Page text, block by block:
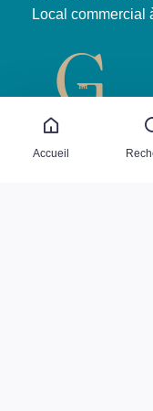
Accueil
Local commercial